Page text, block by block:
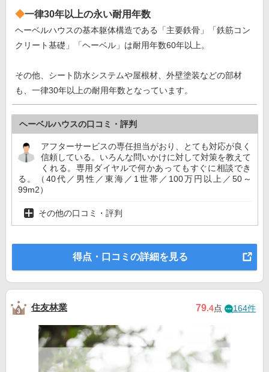
一律30年以上の永い耐用年数
ヘーベルハウスの基本躯体構造である「主要鉄骨」「鉄筋コン
クリート基礎」「ヘーベル」は耐用年数60年以上。
その他、シート防水システムや屋根材、外壁塗装などの部材
も、一律30年以上の耐用年数となっています。
ヘーベルハウスの口コミ・評判
アフターサービスの専任担当がおり、とても対応が良く
信頼している。いろんな問いかけに対して対策を教えて
くれる。専用ダイヤルで何かあってもすぐに相談でき
る。（40代／男性／東海／1世帯／100万円以上／50～
99m2）
その他の口コミ・評判
得点・口コミの詳細を見る
住友林業 79.4点 164件